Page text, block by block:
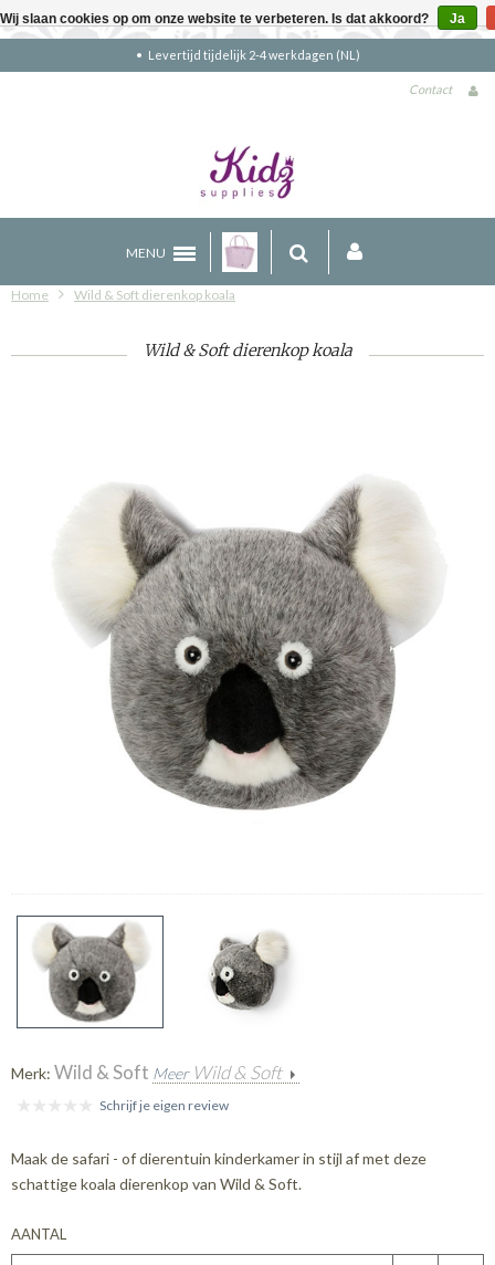
Gratis verzending boven €90 (NL)
Contact
MENU
Home Wild & Soft dierenkop koala
Wild & Soft dierenkop koala
Merk: Wild & Soft Meer Wild & Soft
Schrijf je eigen review
Maak de safari - of dierentuin kinderkamer in stijl af met deze
schattige koala dierenkop van Wild & Soft.
AANTAL
Wij slaan cookies op om onze website te verbeteren. Is dat akkoord? Ja